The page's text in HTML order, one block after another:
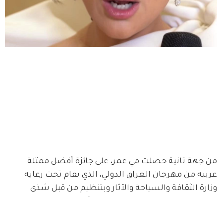
من جهة ثانية حصلت مي عمر، على جائزة أفضل ممثلة
عربية من مهرجان العراق الدولي، الذي يقام تحت رعاية
وزارة الثقافة والسياحة والآثار وبتنظيم من قبل شذى